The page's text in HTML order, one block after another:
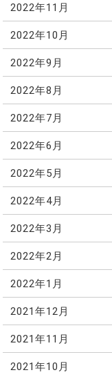
2022年11月
2022年10月
2022年9月
2022年8月
2022年7月
2022年6月
2022年5月
2022年4月
2022年3月
2022年2月
2022年1月
2021年12月
2021年11月
2021年10月